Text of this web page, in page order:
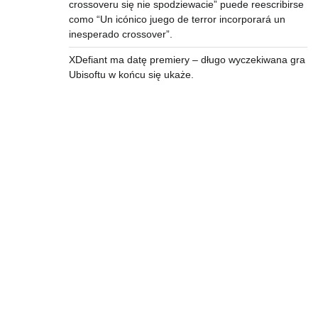
crossoveru się nie spodziewacie” puede reescribirse
como “Un icónico juego de terror incorporará un
inesperado crossover”.
XDefiant ma datę premiery – długo wyczekiwana gra
Ubisoftu w końcu się ukaże.